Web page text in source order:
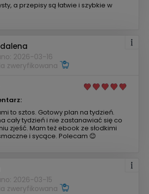
a przepisy są łatwie i szybkie w
2026-03-16
zweryfikowana
to sztos. Gotowy plan na tydzień.
cały tydzień i nie zastanawiać się co
zjeść. Mam też ebook ze słodkimi
i sycące. Polecam 😊
2026-03-15
zweryfikowana